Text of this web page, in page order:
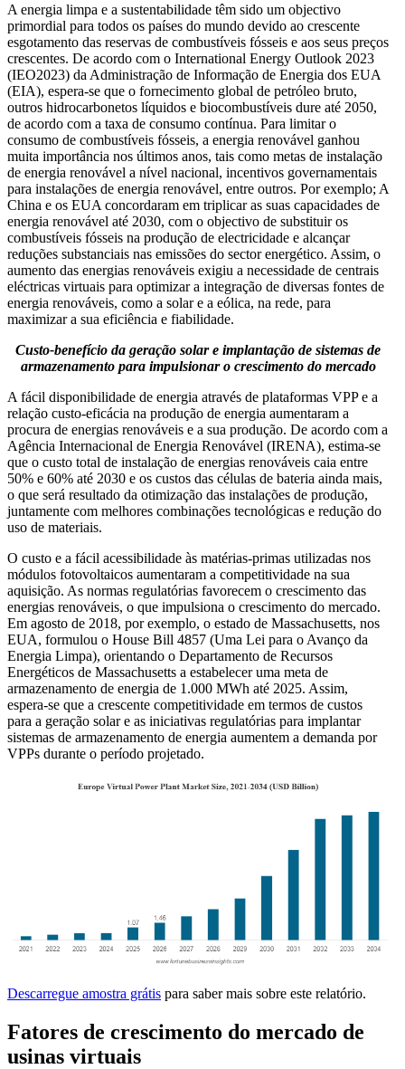
A energia limpa e a sustentabilidade têm sido um objectivo
primordial para todos os países do mundo devido ao crescente
esgotamento das reservas de combustíveis fósseis e aos seus preços
crescentes. De acordo com o International Energy Outlook 2023
(IEO2023) da Administração de Informação de Energia dos EUA
(EIA), espera-se que o fornecimento global de petróleo bruto,
outros hidrocarbonetos líquidos e biocombustíveis dure até 2050,
de acordo com a taxa de consumo contínua. Para limitar o
consumo de combustíveis fósseis, a energia renovável ganhou
muita importância nos últimos anos, tais como metas de instalação
de energia renovável a nível nacional, incentivos governamentais
para instalações de energia renovável, entre outros. Por exemplo; A
China e os EUA concordaram em triplicar as suas capacidades de
energia renovável até 2030, com o objectivo de substituir os
combustíveis fósseis na produção de electricidade e alcançar
reduções substanciais nas emissões do sector energético. Assim, o
aumento das energias renováveis ​​exigiu a necessidade de centrais
eléctricas virtuais para optimizar a integração de diversas fontes de
energia renováveis, como a solar e a eólica, na rede, para
maximizar a sua eficiência e fiabilidade.
Custo-benefício da geração solar e implantação de sistemas de
armazenamento para impulsionar o crescimento do mercado
A fácil disponibilidade de energia através de plataformas VPP e a
relação custo-eficácia na produção de energia aumentaram a
procura de energias renováveis ​​e a sua produção. De acordo com a
Agência Internacional de Energia Renovável (IRENA), estima-se
que o custo total de instalação de energias renováveis ​​caia entre
50% e 60% até 2030 e os custos das células de bateria ainda mais,
o que será resultado da otimização das instalações de produção,
juntamente com melhores combinações tecnológicas e redução do
uso de materiais.
O custo e a fácil acessibilidade às matérias-primas utilizadas nos
módulos fotovoltaicos aumentaram a competitividade na sua
aquisição. As normas regulatórias favorecem o crescimento das
energias renováveis, o que impulsiona o crescimento do mercado.
Em agosto de 2018, por exemplo, o estado de Massachusetts, nos
EUA, formulou o House Bill 4857 (Uma Lei para o Avanço da
Energia Limpa), orientando o Departamento de Recursos
Energéticos de Massachusetts a estabelecer uma meta de
armazenamento de energia de 1.000 MWh até 2025. Assim,
espera-se que a crescente competitividade em termos de custos
para a geração solar e as iniciativas regulatórias para implantar
sistemas de armazenamento de energia aumentem a demanda por
VPPs durante o período projetado.
Descarregue amostra grátis para saber mais sobre este relatório.
Fatores de crescimento do mercado de
usinas virtuais